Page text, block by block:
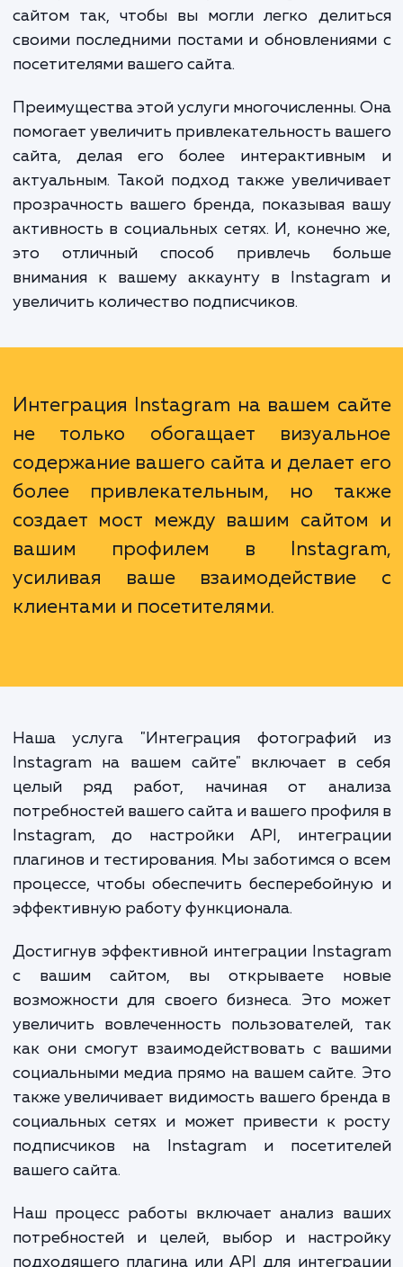
Наши специалисты предлагают
"Интеграция фотографий из
интеграции вашего аккаунта Instagram с
сайтом так, чтобы вы могли легко
своими последними постами и
посетителями вашего сайта.
Преимущества этой услуги многочисленны.
помогает увеличить привлекательность
сайта, делая его более
это отличный способ привлечь
внимания к вашему аккаунту в
увеличить количество подписчиков.
Интеграция Instagram на вашем
не только обогащает
вашим профилем в
усиливая ваше
клиентами и посетителями.
Наша услуга "Интеграция
Instagram на вашем сайте" включает в
целый ряд работ, начиная от
потребностей вашего сайта и вашего
Instagram, до настройки API,
плагинов и тестирования. Мы заботимся о
процессе, чтобы обеспечить
эффективную работу функционала.
с вашим сайтом, вы открываете
возможности для своего бизнеса. Это